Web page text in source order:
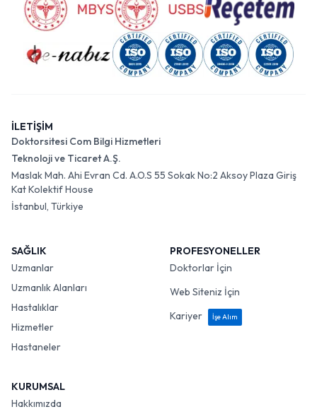
İLETİŞİM
Doktorsitesi Com Bilgi Hizmetleri
Teknoloji ve Ticaret A.Ş.
Maslak Mah. Ahi Evran Cd. A.O.S 55 Sokak No:2 Aksoy Plaza Giriş
Kat Kolektif House
İstanbul, Türkiye
SAĞLIK
Uzmanlar
Uzmanlık Alanları
Hastalıklar
Hizmetler
Hastaneler
PROFESYONELLER
Doktorlar İçin
Web Siteniz İçin
Kariyer
İşe Alım
KURUMSAL
Hakkımızda